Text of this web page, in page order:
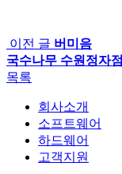
이전 글 버미음
국수나무 수원정자점
목록
회사소개
소프트웨어
하드웨어
고객지원